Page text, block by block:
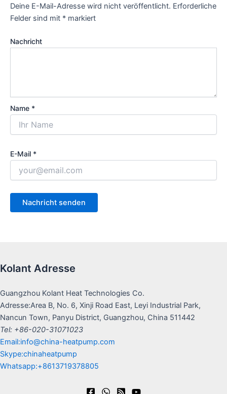
Deine E-Mail-Adresse wird nicht veröffentlicht. Erforderliche
Felder sind mit * markiert
Nachricht
Name *
E-Mail *
Kolant Adresse
Guangzhou Kolant Heat Technologies Co.
Adresse:Area B, No. 6, Xinji Road East, Leyi Industrial Park,
Nancun Town, Panyu District, Guangzhou, China 511442
Tel: +86-020-31071023
Email:info@china-heatpump.com
Skype:chinaheatpump
Whatsapp:+8613719378805